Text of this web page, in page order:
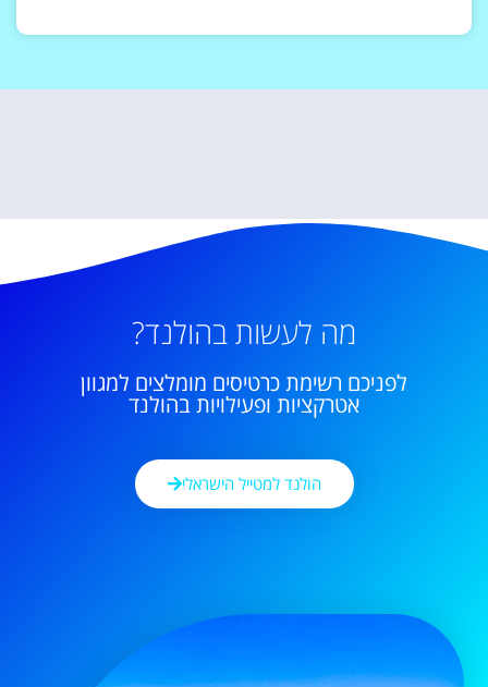
מה לעשות בהולנד?
לפניכם רשימת כרטיסים מומלצים למגוון
אטרקציות ופעילויות בהולנד
הולנד למטייל הישראלי